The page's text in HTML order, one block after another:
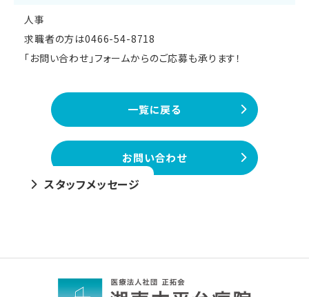
人事
求職者の方は0466-54-8718
「お問い合わせ」フォームからのご応募も承ります！
一覧に戻る
お問い合わせ
職種紹介
福利厚生
スタッフメッセージ